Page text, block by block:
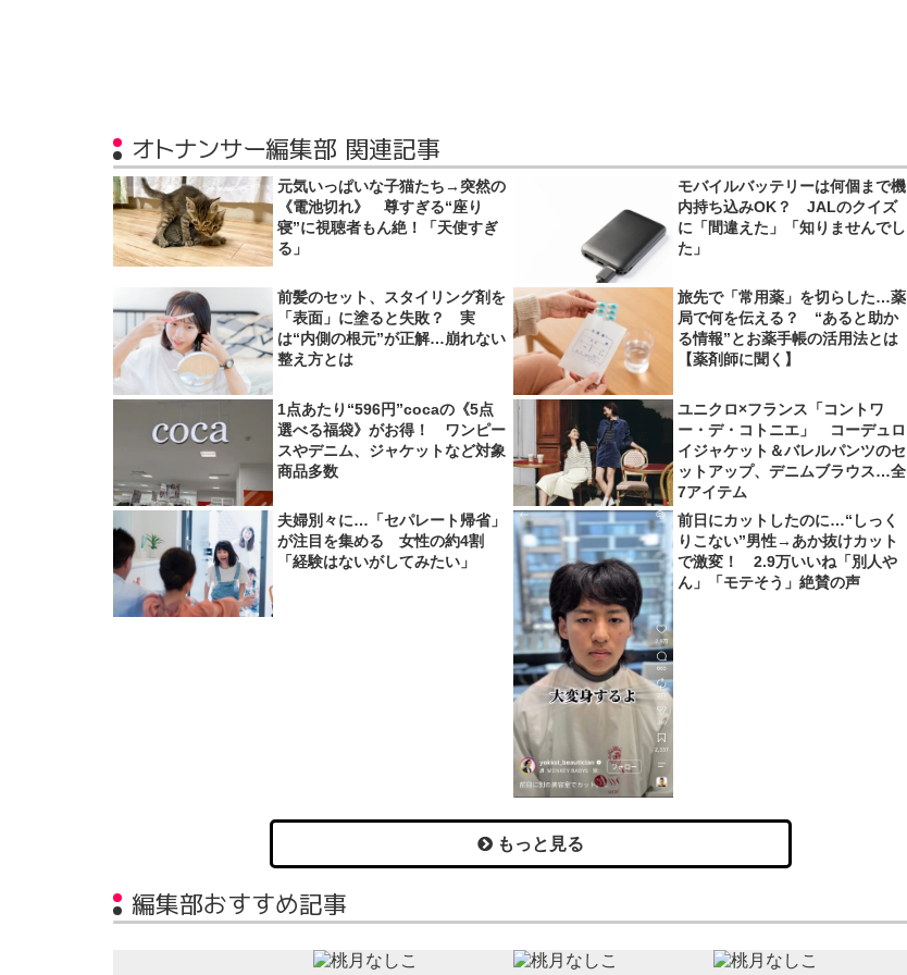
オトナンサー編集部 関連記事
元気いっぱいな子猫たち→突然の
《電池切れ》 尊すぎる“座り
寝”に視聴者もん絶！「天使すぎ
る」
モバイルバッテリーは何個まで機
内持ち込みOK？ JALのクイズ
に「間違えた」「知りませんでし
た」
前髪のセット、スタイリング剤を
「表面」に塗ると失敗？ 実
は“内側の根元”が正解…崩れない
整え方とは
旅先で「常用薬」を切らした…薬
局で何を伝える？ “あると助か
る情報”とお薬手帳の活用法とは
【薬剤師に聞く】
1点あたり“596円”cocaの《5点
選べる福袋》がお得！ ワンピー
スやデニム、ジャケットなど対象
商品多数
ユニクロ×フランス「コントワ
ー・デ・コトニエ」 コーデュロ
イジャケット＆バレルパンツのセ
ットアップ、デニムブラウス…全
7アイテム
夫婦別々に…「セパレート帰省」
が注目を集める 女性の約4割
「経験はないがしてみたい」
前日にカットしたのに…“しっく
りこない”男性→あか抜けカット
で激変！ 2.9万いいね「別人や
ん」「モテそう」絶賛の声
もっと見る
編集部おすすめ記事